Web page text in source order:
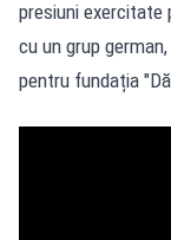
presiuni exercitate
cu un grup
pentru fundația